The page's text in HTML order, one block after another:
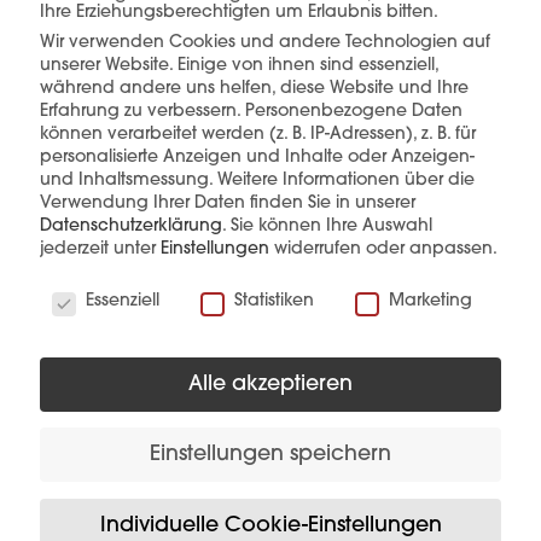
mehr erfahren
Diese Produkte könnten Sie auch
interessieren
Ihre Erziehungsberechtigten um Erlaubnis bitten.
Wir verwenden Cookies und andere Technologien auf
unserer Website. Einige von ihnen sind essenziell,
während andere uns helfen, diese Website und Ihre
Erfahrung zu verbessern. Personenbezogene Daten
können verarbeitet werden (z. B. IP-Adressen), z. B. für
personalisierte Anzeigen und Inhalte oder Anzeigen-
und Inhaltsmessung. Weitere Informationen über die
Verwendung Ihrer Daten finden Sie in unserer
Datenschutzerklärung. Sie können Ihre Auswahl
jederzeit unter Einstellungen widerrufen oder anpassen.
Essenziell
Statistiken Marketing
Alle akzeptieren
Einstellungen speichern
Individuelle Cookie-Einstellungen